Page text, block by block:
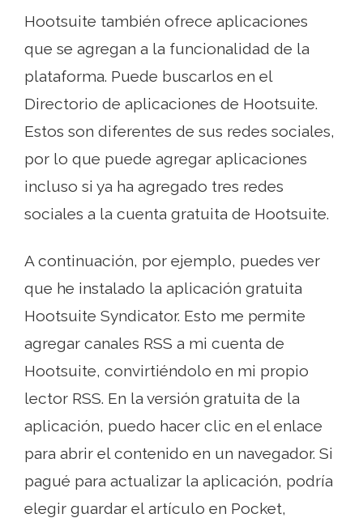
Hootsuite también ofrece aplicaciones
que se agregan a la funcionalidad de la
plataforma. Puede buscarlos en el
Directorio de aplicaciones de Hootsuite.
Estos son diferentes de sus redes sociales,
por lo que puede agregar aplicaciones
incluso si ya ha agregado tres redes
sociales a la cuenta gratuita de Hootsuite.
A continuación, por ejemplo, puedes ver
que he instalado la aplicación gratuita
Hootsuite Syndicator. Esto me permite
agregar canales RSS a mi cuenta de
Hootsuite, convirtiéndolo en mi propio
lector RSS. En la versión gratuita de la
aplicación, puedo hacer clic en el enlace
para abrir el contenido en un navegador. Si
pagué para actualizar la aplicación, podría
elegir guardar el artículo en Pocket,